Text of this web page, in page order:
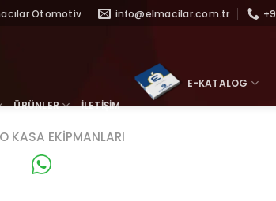
İçeriğe
Otomotiv info@elmacilar.com.tr
ÜRÜNLER İLETİŞİM
E-KATALOG
KASA EKIPMANLARI